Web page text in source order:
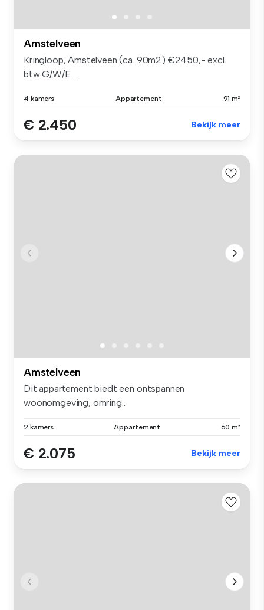
Amstelveen
Kringloop, Amstelveen (ca. 90m2) €2450,- excl.
btw G/W/E ...
4 kamers Appartement 91 m²
€ 2.450 Bekijk meer
Amstelveen
Dit appartement biedt een ontspannen
woonomgeving, omring...
2 kamers Appartement 60 m²
€ 2.075 Bekijk meer